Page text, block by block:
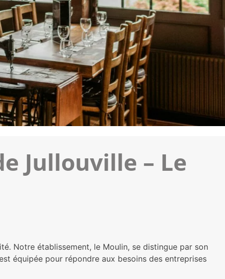
Jullouville – Le
Notre établissement, le Moulin, se distingue par son
équipée pour répondre aux besoins des entreprises